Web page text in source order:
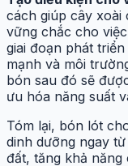
cách giúp cây xoài
vững chắc cho
giai đoạn phát
mạnh và môi
bón sau đó sẽ
ưu hóa năng suất
Tóm lại, bón lót
dinh dưỡng ngay
đất, tăng khả